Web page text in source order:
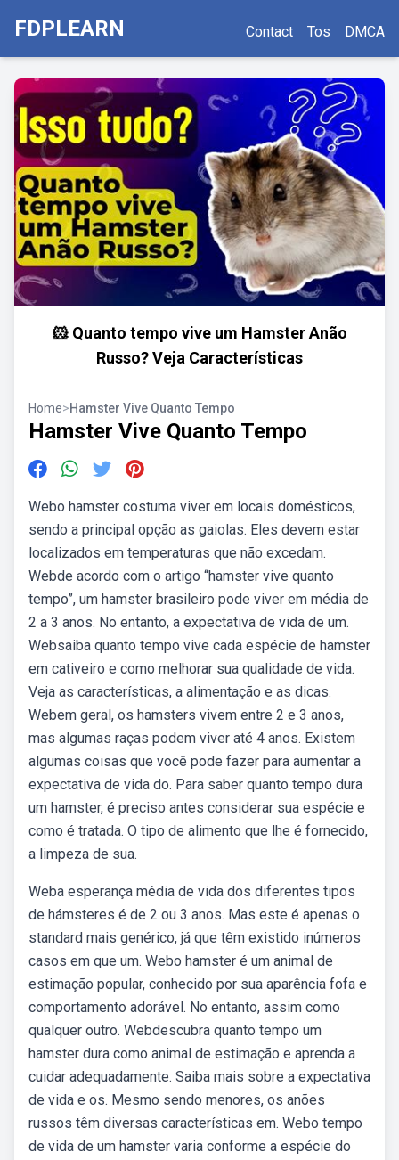
FDPLEARN Contact Tos DMCA
🐹 Quanto tempo vive um Hamster Anão
Russo? Veja Características
Home>Hamster Vive Quanto Tempo
Hamster Vive Quanto Tempo
Webo hamster costuma viver em locais domésticos,
sendo a principal opção as gaiolas. Eles devem estar
localizados em temperaturas que não excedam.
Webde acordo com o artigo “hamster vive quanto
tempo”, um hamster brasileiro pode viver em média de
2 a 3 anos. No entanto, a expectativa de vida de um.
Websaiba quanto tempo vive cada espécie de hamster
em cativeiro e como melhorar sua qualidade de vida.
Veja as características, a alimentação e as dicas.
Webem geral, os hamsters vivem entre 2 e 3 anos,
mas algumas raças podem viver até 4 anos. Existem
algumas coisas que você pode fazer para aumentar a
expectativa de vida do. Para saber quanto tempo dura
um hamster, é preciso antes considerar sua espécie e
como é tratada. O tipo de alimento que lhe é fornecido,
a limpeza de sua.
Weba esperança média de vida dos diferentes tipos
de hámsteres é de 2 ou 3 anos. Mas este é apenas o
standard mais genérico, já que têm existido inúmeros
casos em que um. Webo hamster é um animal de
estimação popular, conhecido por sua aparência fofa e
comportamento adorável. No entanto, assim como
qualquer outro. Webdescubra quanto tempo um
hamster dura como animal de estimação e aprenda a
cuidar adequadamente. Saiba mais sobre a expectativa
de vida e os. Mesmo sendo menores, os anões
russos têm diversas características em. Webo tempo
de vida de um hamster varia conforme a espécie do